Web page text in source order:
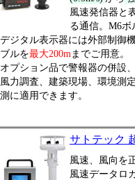
風速発信器と
る通信。M6ボ
デジタル表示器には外部制御
ブルを最大200m までご用意。
オプション品で警報器の併設
風力調査、建築現場、環境測
測に適用できます。
サトテック
風速、風向を
風速データロ